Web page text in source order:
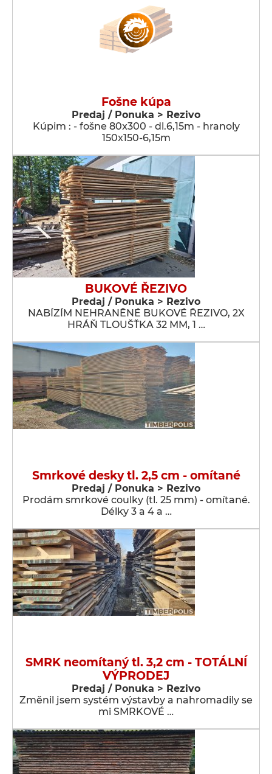
Fošne kúpa
Predaj / Ponuka > Rezivo
Kúpim : - fošne 80x300 - dl.6,15m - hranoly
150x150-6,15m
BUKOVÉ ŘEZIVO
Predaj / Ponuka > Rezivo
NABÍZÍM NEHRANĚNÉ BUKOVÉ ŘEZIVO, 2X
HRÁŇ TLOUŠŤKA 32 MM, 1 …
Smrkové desky tl. 2,5 cm - omítané
Predaj / Ponuka > Rezivo
Prodám smrkové coulky (tl. 25 mm) - omítané.
Délky 3 a 4 a …
SMRK neomítaný tl. 3,2 cm - TOTÁLNÍ
VÝPRODEJ
Predaj / Ponuka > Rezivo
Změnil jsem systém výstavby a nahromadily se
mi SMRKOVÉ …